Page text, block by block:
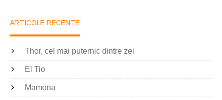
ARTICOLE RECENTE
Thor, cel mai puternic dintre zei
El Tio
Mamona